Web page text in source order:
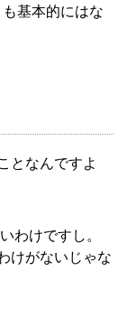
基本的にはな
となんですよ
わけですし。
けがないじゃな